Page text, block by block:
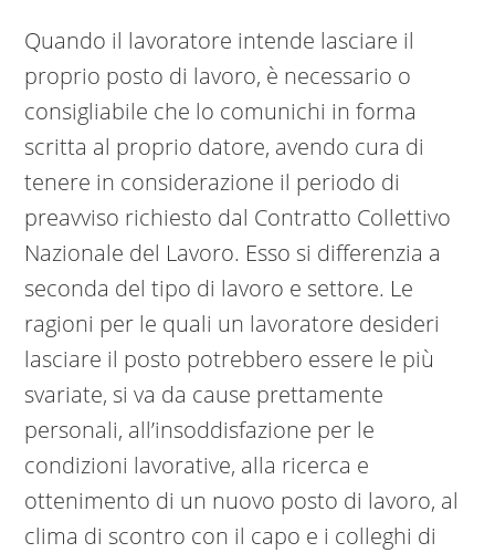
Quando il lavoratore intende lasciare il
proprio posto di lavoro, è necessario o
consigliabile che lo comunichi in forma
scritta al proprio datore, avendo cura di
tenere in considerazione il periodo di
preavviso richiesto dal Contratto Collettivo
Nazionale del Lavoro. Esso si differenzia a
seconda del tipo di lavoro e settore. Le
ragioni per le quali un lavoratore desideri
lasciare il posto potrebbero essere le più
svariate, si va da cause prettamente
personali, all’insoddisfazione per le
condizioni lavorative, alla ricerca e
ottenimento di un nuovo posto di lavoro, al
clima di scontro con il capo e i colleghi di